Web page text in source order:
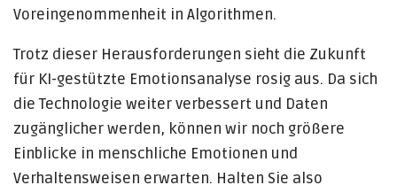
Voreingenommenheit in Algorithmen.
Trotz dieser Herausforderungen sieht die Zukunft
für KI-gestützte Emotionsanalyse rosig aus. Da sich
die Technologie weiter verbessert und Daten
zugänglicher werden, können wir noch größere
Einblicke in menschliche Emotionen und
Verhaltensweisen erwarten. Halten Sie also